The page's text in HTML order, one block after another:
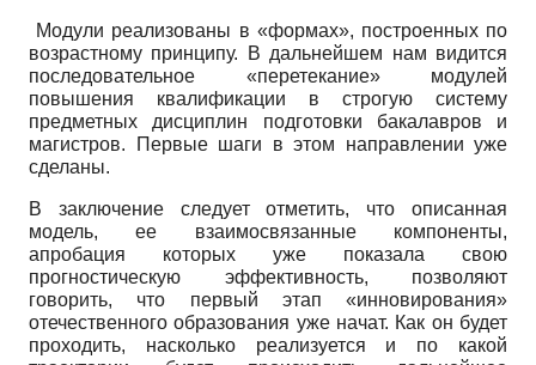
Модули реализованы в «формах», построенных по
возрастному принципу. В дальнейшем нам видится
последовательное «перетекание» модулей
повышения квалификации в строгую систему
предметных дисциплин подготовки бакалавров и
магистров. Первые шаги в этом направлении уже
сделаны.
В заключение следует отметить, что описанная
модель, ее взаимосвязанные компоненты,
апробация которых уже показала свою
прогностическую эффективность, позволяют
говорить, что первый этап «инновирования»
отечественного образования уже начат. Как он будет
проходить, насколько реализуется и по какой